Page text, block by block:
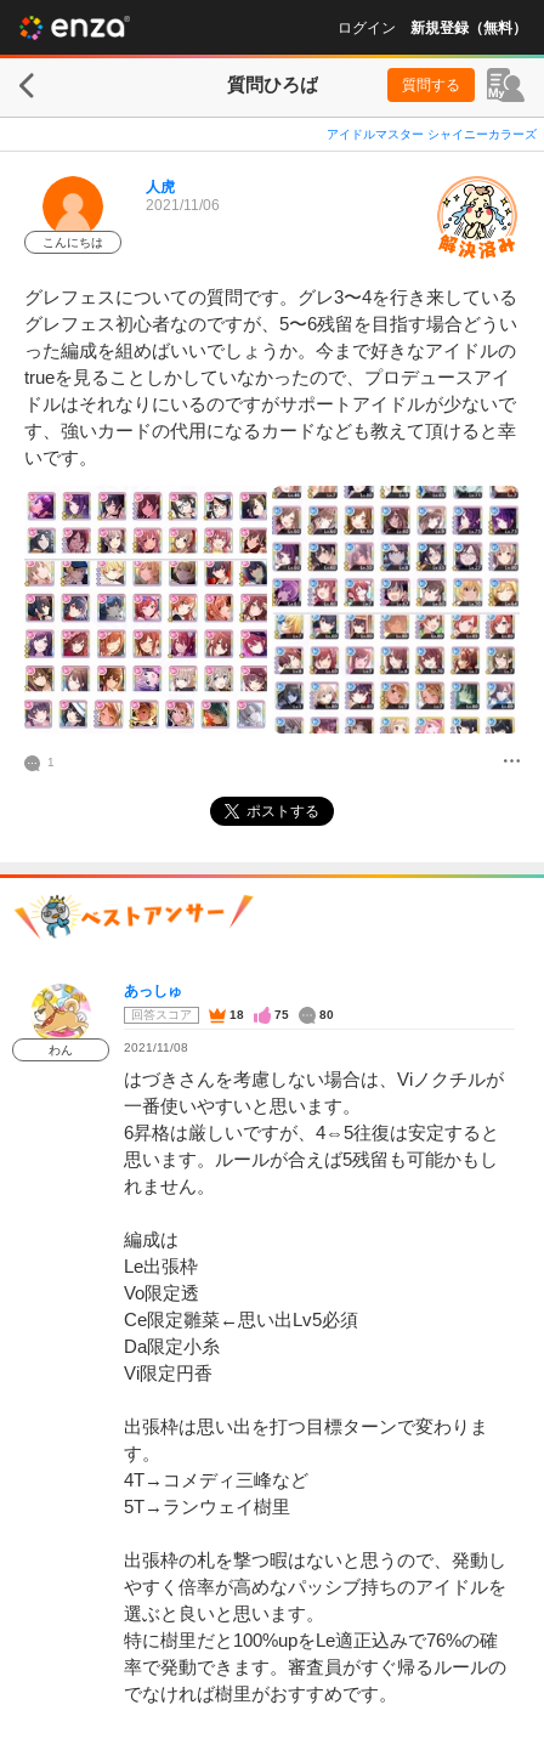
ログイン 新規登録（無料）
質問ひろば 質問する
アイドルマスター シャイニーカラーズ
こんにちは
人虎
2021/11/06
グレフェスについての質問です。グレ3〜4を行き来している
グレフェス初心者なのですが、5〜6残留を目指す場合どうい
った編成を組めばいいでしょうか。今まで好きなアイドルの
trueを見ることしかしていなかったので、プロデュースアイ
ドルはそれなりにいるのですがサポートアイドルが少ないで
す、強いカードの代用になるカードなども教えて頂けると幸
いです。
1
ポストする
わん
あっしゅ
回答スコア 18 75 80
2021/11/08
はづきさんを考慮しない場合は、Viノクチルが
一番使いやすいと思います。
6昇格は厳しいですが、4⇔5往復は安定すると
思います。ルールが合えば5残留も可能かもし
れません。
編成は
Le出張枠
Vo限定透
Ce限定雛菜←思い出Lv5必須
Da限定小糸
Vi限定円香
出張枠は思い出を打つ目標ターンで変わりま
す。
4T→コメディ三峰など
5T→ランウェイ樹里
出張枠の札を撃つ暇はないと思うので、発動し
やすく倍率が高めなパッシブ持ちのアイドルを
選ぶと良いと思います。
特に樹里だと100%upをLe適正込みで76%の確
率で発動できます。審査員がすぐ帰るルールの
でなければ樹里がおすすめです。